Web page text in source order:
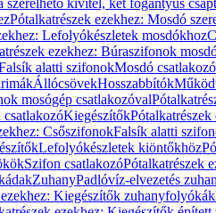
szerelhető kivitel, két fogantyús
Pótalkatrészek ezekhez: Mosdó
Lefolyókészletek mosdókhoz
ezekhez: Búraszifonok
alatti szifonokMosdó csatlakozó
ÁllócsövekHosszabbítók
mosógép csatlakozóval
csatlakozóKiegészítőkPótalkatrészek
CsőszifonokFalsík alatti
Lefolyókészletek kiöntőkhöz
Szifon csatlakozóPótalkatrészek
ZuhanyPadlóvíz-elvezetés
Kiegészítők